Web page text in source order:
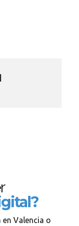
Valencia o